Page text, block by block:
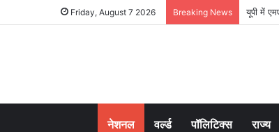
Friday, August 7 2026 Breaking News यूपी में
नेशनल वर्ल्ड पॉलिटिक्स राज्य